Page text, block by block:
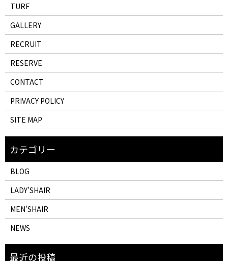
TURF
GALLERY
RECRUIT
RESERVE
CONTACT
PRIVACY POLICY
SITE MAP
BLOG
LADY’SHAIR
MEN'SHAIR
NEWS